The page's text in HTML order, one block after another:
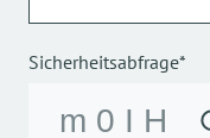
Sicherheitsabfrage*